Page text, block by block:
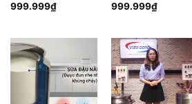
999.999₫
999.999₫